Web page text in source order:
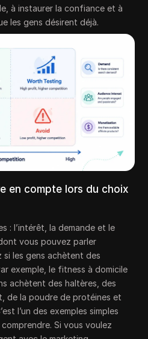
à instaurer la confiance et à
les gens désirent déjà.
en compte lors du choix
: l’intérêt, la demande et le
vous pouvez parler
si les gens achètent des
exemple, le fitness à domicile
achètent des haltères, des
de la poudre de protéines et
l’un des exemples simples
Si vous voulez